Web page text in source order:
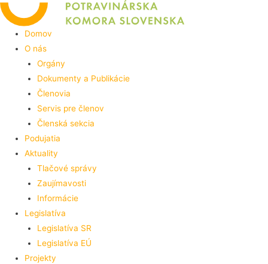
Preskočiť
na
obsah
Domov
O nás
Orgány
Dokumenty a Publikácie
Členovia
Servis pre členov
Členská sekcia
Podujatia
Aktuality
Tlačové správy
Zaujímavosti
Informácie
Legislatíva
Legislatíva SR
Legislatíva EÚ
Projekty